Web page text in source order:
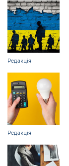
Редакція
Редакція